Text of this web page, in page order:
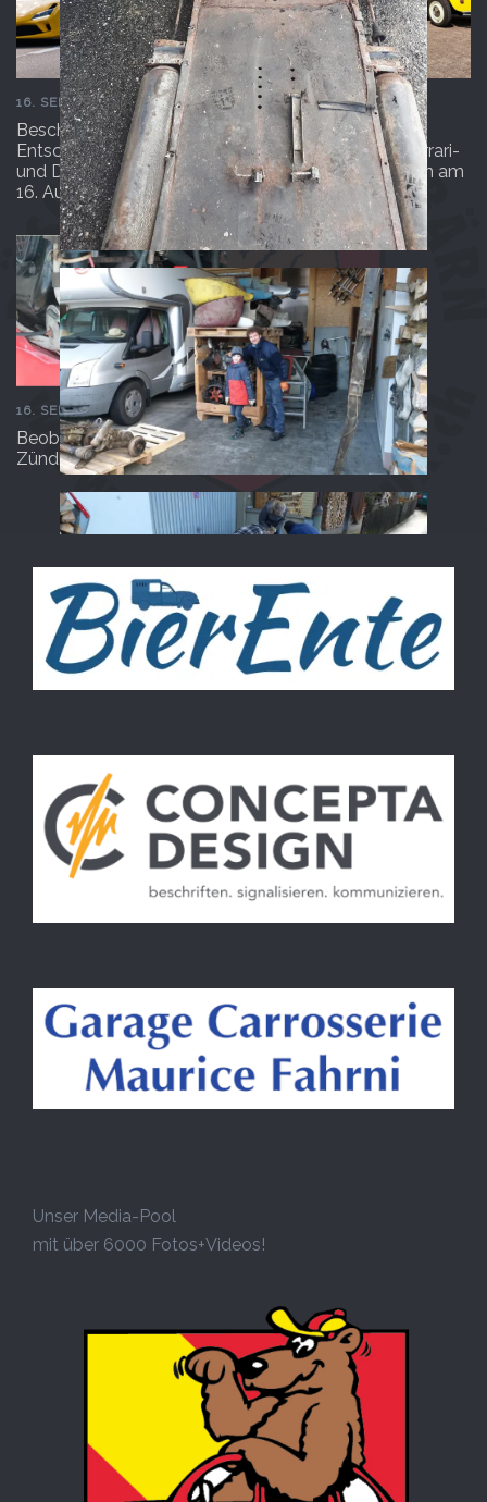
16. SEPTEMBER 2025
Beschleunigen &
Entschleunigen I: Ferrari-
und Döschwo-Treffen am
16. August
16. SEPTEMBER 2025
Beschleunigen &
Entschleunigen II: Ferrari-
und Döschwo-Treffen am
16. August
16. SEPTEMBER 2025
Beobachtungen zu
Zündkabeln
Unser Media-Pool
mit über 6000 Fotos+Videos!